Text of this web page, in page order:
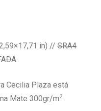
in) // SRA4
Cecilia Plaza está
Mate 300gr/m2